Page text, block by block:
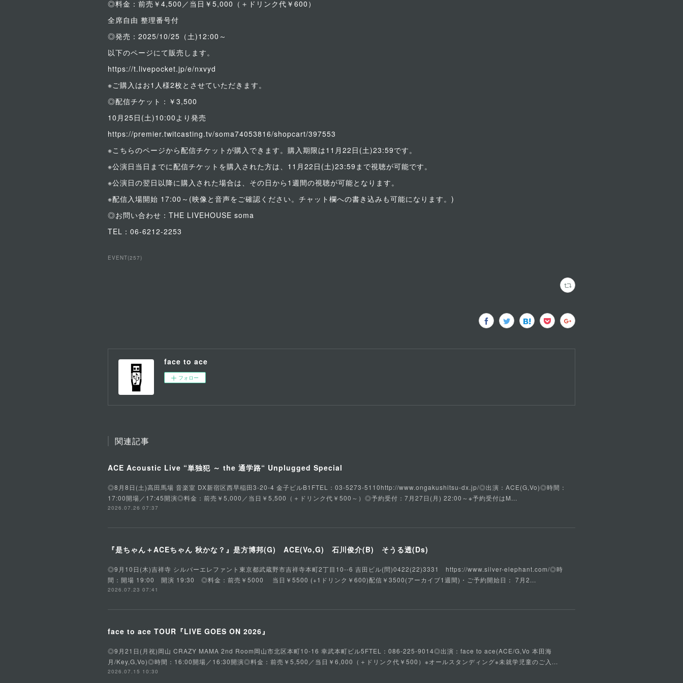
◎料金：前売￥4,500／当日￥5,000（＋ドリンク代￥600）
全席自由 整理番号付
◎発売：2025/10/25（土)12:00～
以下のページにて販売します。
https://t.livepocket.jp/e/nxvyd
※ご購入はお1人様2枚とさせていただきます。
◎配信チケット：￥3,500
10月25日(土)10:00より発売
https://premier.twitcasting.tv/soma74053816/shopcart/397553
※こちらのページから配信チケットが購入できます。購入期限は11月22日(土)23:59です。
※公演日当日までに配信チケットを購入された方は、11月22日(土)23:59まで視聴が可能です。
※公演日の翌日以降に購入された場合は、その日から1週間の視聴が可能となります。
※配信入場開始 17:00～(映像と音声をご確認ください。チャット欄への書き込みも可能になります。)
◎お問い合わせ：THE LIVEHOUSE soma
TEL：06-6212-2253
EVENT(257)
face to ace
フォロー
関連記事
ACE Acoustic Live “単独犯 ～ the 通学路“ Unplugged Special
◎8月8日(土)高田馬場 音楽室 DX新宿区西早稲田3-20-4 金子ビルB1FTEL：03-5273-5110http://www.ongakushitsu-dx.jp/◎出演：ACE(G,Vo)◎時間：
17:00開場／17:45開演◎料金：前売￥5,000／当日￥5,500（＋ドリンク代￥500～）◎予約受付：7月27日(月) 22:00～※予約受付はM...
2026.07.26 07:37
『是ちゃん＋ACEちゃん 秋かな？』是方博邦(G) ACE(Vo,G) 石川俊介(B) そうる透(Ds)
◎9月10日(木)吉祥寺 シルバーエレファント東京都武蔵野市吉祥寺本町2丁目10--6 吉田ビル(問)0422(22)3331 https://www.silver-elephant.com/◎時
間：開場 19:00 開演 19:30 ◎料金：前売￥5000 当日￥5500 (+1ドリンク￥600)配信￥3500(アーカイブ1週間)・ご予約開始日： 7月2...
2026.07.23 07:41
face to ace TOUR『LIVE GOES ON 2026』
◎9月21日(月祝)岡山 CRAZY MAMA 2nd Room岡山市北区本町10-16 幸武本町ビル5FTEL：086-225-9014◎出演：face to ace(ACE/G,Vo 本田海
月/Key,G,Vo)◎時間：16:00開場／16:30開演◎料金：前売￥5,500／当日￥6,000（＋ドリンク代￥500）※オールスタンディング※未就学児童のご入...
2026.07.15 10:30